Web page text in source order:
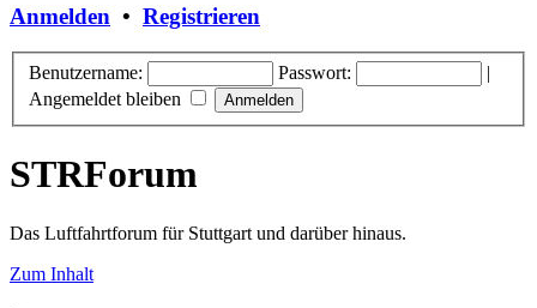
Anmelden • Registrieren
Benutzername: Passwort:
|
Angemeldet bleiben
STRForum
Das Luftfahrtforum für Stuttgart und darüber hinaus.
Zum Inhalt